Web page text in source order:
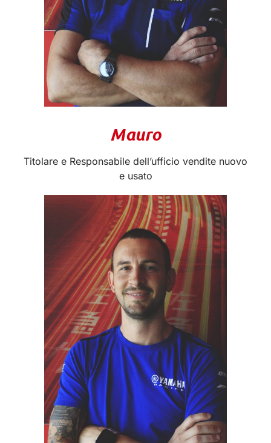
Mauro
Titolare e Responsabile dell’ufficio vendite nuovo
e usato